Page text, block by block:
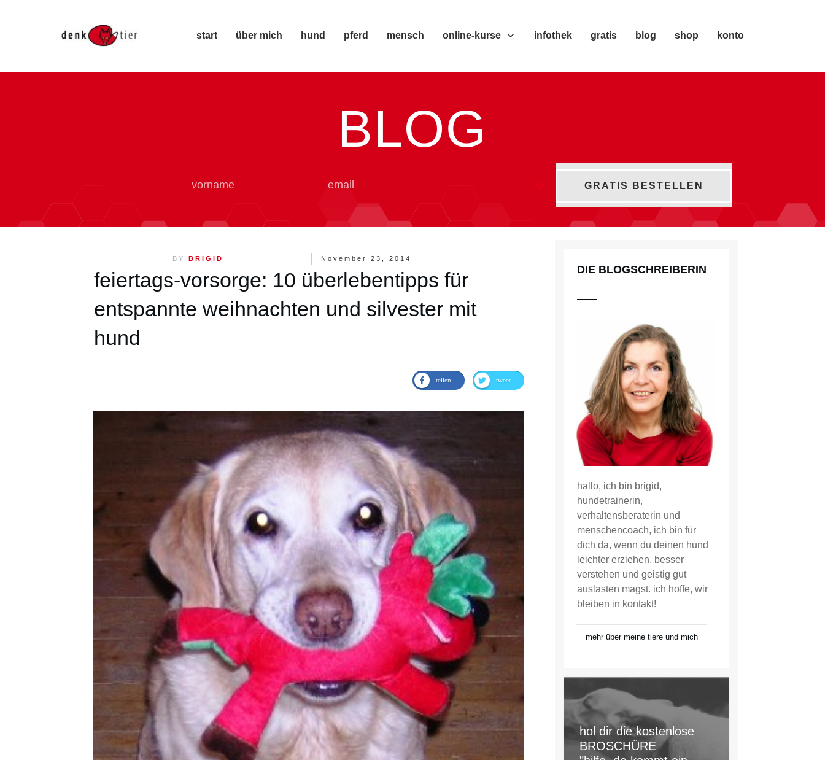
start über mich hund pferd mensch online-kurse infothek gratis blog shop konto
BLOG
GRATIS BESTELLEN
BY BRIGID November 23, 2014
feiertags-vorsorge: 10 überlebentipps für
entspannte weihnachten und silvester mit
hund
teilen tweet
DIE BLOGSCHREIBERIN
hallo, ich bin brigid,
hundetrainerin,
verhaltensberaterin und
menschencoach, ich bin für
dich da, wenn du deinen hund
leichter erziehen, besser
verstehen und geistig gut
auslasten magst. ich hoffe, wir
bleiben in kontakt!
mehr über meine tiere und mich
hol dir die kostenlose
BROSCHÜRE